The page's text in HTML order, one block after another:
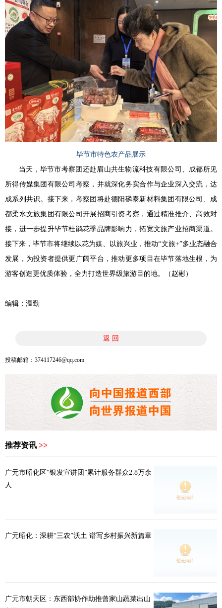
毕节市特色农产品展示
当天，毕节市考察团还赴眉山共生物流科技有限公司、成都所见
所得传媒集团有限公司考察，并就深化务实合作与企业深入交流，达
成系列共识。接下来，考察团将赴德阳磷泰新材料集团有限公司、成
都柔水文旅集团有限公司开展招商引资考察，通过精准推介、高效对
接，进一步提升毕节杜鹃花季品牌影响力，拓宽文旅产业招商渠道。
接下来，毕节市将继续以花为媒、以旅兴业，推动“文旅+”多业态融合
发展，为投资者提供更广阔平台，推动更多项目在毕节落地生根，为
游客创造更优质体验，全力打造世界级旅游目的地。（赵彬）
编辑：温勤
返 回
投稿邮箱：374117246@qq.com
推荐资讯 >>
广元市昭化区“银发宣讲团”累计服务群众2.8万余
人
广元昭化：深耕“三农”沃土 谱写乡村振兴新篇章
广元市朝天区：东西部协作助推曾家山蔬菜出山